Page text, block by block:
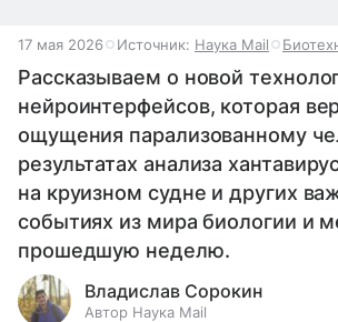
17 мая 2026 Источник: Наука Mail
Рассказываем о новой
нейроинтерфейсов, которая
ощущения парализованному
результатах анализа
на круизном судне и других
событиях из мира биологии и
прошедшую неделю.
Владислав Сорокин
Автор Наука Mail